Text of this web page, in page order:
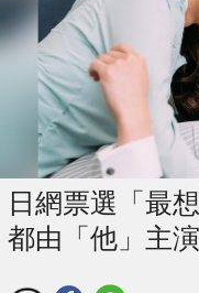
日網票選「最
都由「他」主